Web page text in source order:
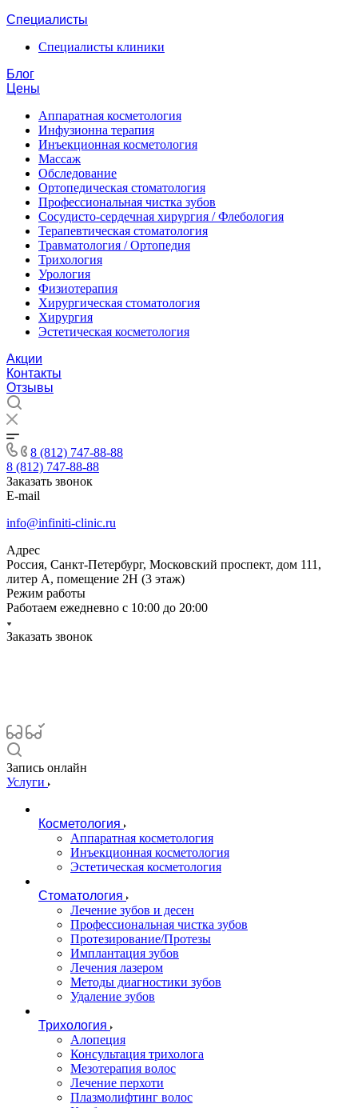
Специалисты
Специалисты клиники
Блог
Цены
Аппаратная косметология
Инфузионна терапия
Инъекционная косметология
Массаж
Обследование
Ортопедическая стоматология
Профессиональная чистка зубов
Сосудисто-сердечная хирургия / Флебология
Терапевтическая стоматология
Травматология / Ортопедия
Трихология
Урология
Физиотерапия
Хирургическая стоматология
Хирургия
Эстетическая косметология
Акции
Контакты
Отзывы
8 (812) 747-88-88
8 (812) 747-88-88
Заказать звонок
E-mail
info@infiniti-clinic.ru
Адрес
Россия, Санкт-Петербург, Московский проспект, дом 111,
литер А, помещение 2Н (3 этаж)
Режим работы
Работаем ежедневно с 10:00 до 20:00
Заказать звонок
Запись онлайн
Услуги
Косметология
Аппаратная косметология
Инъекционная косметология
Эстетическая косметология
Стоматология
Лечение зубов и десен
Профессиональная чистка зубов
Протезирование/Протезы
Имплантация зубов
Лечения лазером
Методы диагностики зубов
Удаление зубов
Трихология
Алопеция
Консультация трихолога
Мезотерапия волос
Лечение перхоти
Плазмолифтинг волос